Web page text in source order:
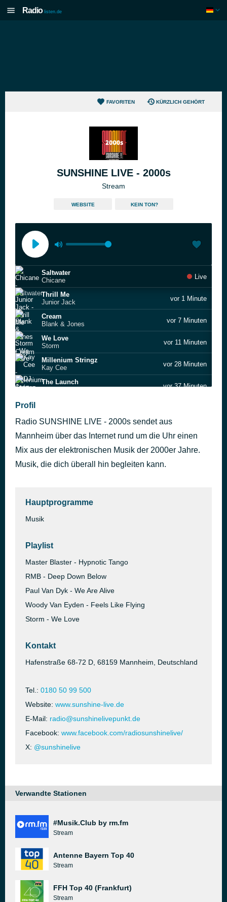
Radio listen.de
FAVORITEN KÜRZLICH GEHÖRT
SUNSHINE LIVE - 2000s
Stream
WEBSITE KEIN TON?
Saltwater
Chicane
Live
Thrill Me
Junior Jack
vor 1 Minute
Cream
Blank & Jones
vor 7 Minuten
We Love
Storm
vor 11 Minuten
Millenium Stringz
Kay Cee
vor 28 Minuten
The Launch
vor 37 Minuten
Get Ready to Bounce (radio Attack)
Brooklyn Bounce
Pulverturm
Niels van Gogh
vor 1 Stunde
I Begin to Wonder
Profil
Radio SUNSHINE LIVE - 2000s sendet aus
Mannheim über das Internet rund um die Uhr einen
Mix aus der elektronischen Musik der 2000er Jahre.
Musik, die dich überall hin begleiten kann.
Hauptprogramme
Musik
Playlist
Master Blaster - Hypnotic Tango
RMB - Deep Down Below
Paul Van Dyk - We Are Alive
Woody Van Eyden - Feels Like Flying
Storm - We Love
Kontakt
Hafenstraße 68-72 D, 68159 Mannheim, Deutschland
Tel.: 0180 50 99 500
Website: www.sunshine-live.de
E-Mail: radio@sunshinelivepunkt.de
Facebook: www.facebook.com/radiosunshinelive/
X: @sunshinelive
Verwandte Stationen
#Musik.Club by rm.fm
Stream
Antenne Bayern Top 40
Stream
FFH Top 40 (Frankfurt)
Stream